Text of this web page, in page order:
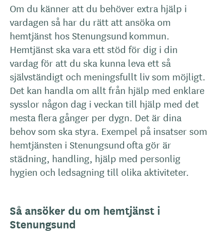
Om du känner att du behöver extra hjälp i
vardagen så har du rätt att ansöka om
hemtjänst hos Stenungsund kommun.
Hemtjänst ska vara ett stöd för dig i din
vardag för att du ska kunna leva ett så
självständigt och meningsfullt liv som möjligt.
Det kan handla om allt från hjälp med enklare
sysslor någon dag i veckan till hjälp med det
mesta flera gånger per dygn. Det är dina
behov som ska styra. Exempel på insatser som
hemtjänsten i Stenungsund ofta gör är
städning, handling, hjälp med personlig
hygien och ledsagning till olika aktiviteter.
Så ansöker du om hemtjänst i
Stenungsund